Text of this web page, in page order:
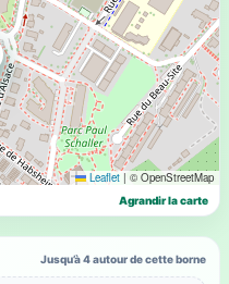
Leaflet | © OpenStreetMap
Agrandir la carte
Jusqu’à 4 autour de cette borne